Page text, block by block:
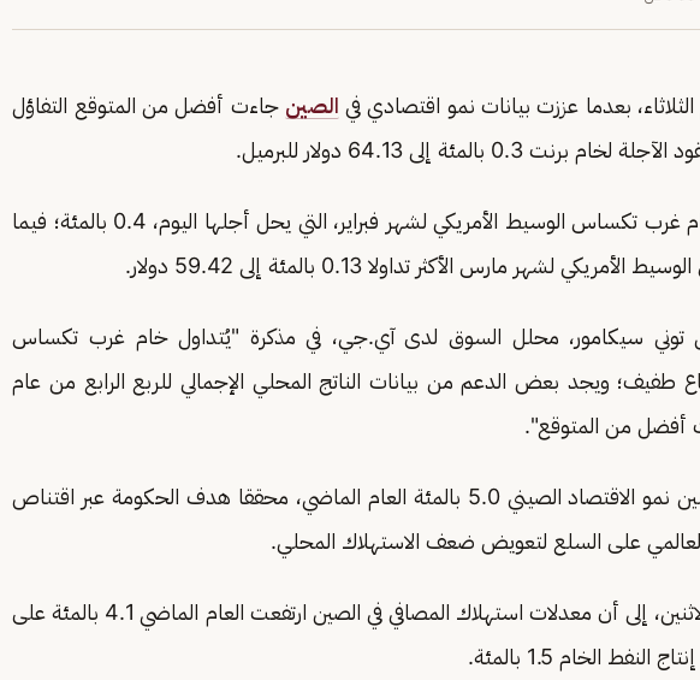
بعدما عززت بيانات نمو اقتصادي في الصين جاءت أفضل من المتوقع التفاؤل
بالمئة إلى 64.13 دولار للبرميل.
وارتفعت العقود الآجلة لخام غرب تكساس الوسيط الأمريكي لشهر فبراير، التي يحل أجلها اليوم، 0.4 بالمئة؛ فيما
لشهر مارس الأكثر تداولا 0.13 بالمئة إلى 59.42 دولار.
توني سيكامور، محلل السوق لدى آي.جي، في مذكرة "يُتداول خام غرب تكساس
طفيف؛ ويجد بعض الدعم من بيانات الناتج المحلي الإجمالي للربع الرابع من عام
وأظهرت بيانات أمس الاثنين نمو الاقتصاد الصيني 5.0 بالمئة العام الماضي، محققا هدف الحكومة عبر اقتناص
على السلع لتعويض ضعف الاستهلاك المحلي.
وأشارت بيانات حكومية، الاثنين، إلى أن معدلات استهلاك المصافي في الصين ارتفعت العام الماضي 4.1 بالمئة على
الخام 1.5 بالمئة.